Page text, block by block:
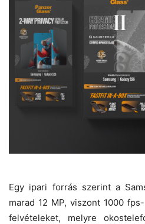
Egy ipari forrás szerint a
marad 12 MP, viszont 1000
felvételeket, melyre